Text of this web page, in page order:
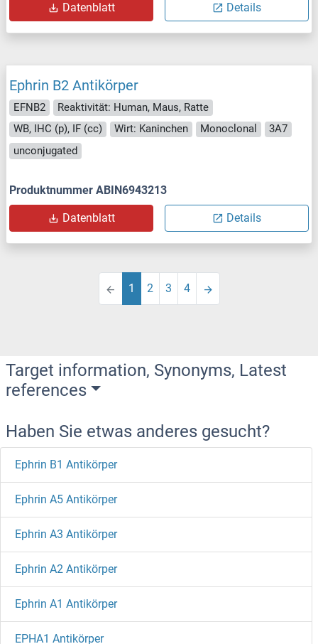
Datenblatt Details
Ephrin B2 Antikörper
EFNB2
Reaktivität: Human, Maus, Ratte
WB, IHC (p), IF (cc)
Wirt: Kaninchen Monoclonal
3A7
unconjugated
Produktnummer ABIN6943213
Datenblatt Details
1 2 3 4
Target information, Synonyms, Latest
references
Haben Sie etwas anderes gesucht?
Ephrin B1 Antikörper
Ephrin A5 Antikörper
Ephrin A3 Antikörper
Ephrin A2 Antikörper
Ephrin A1 Antikörper
EPHA1 Antikörper